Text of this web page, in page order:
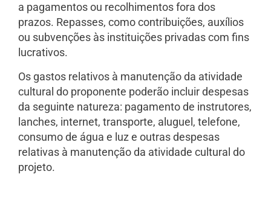
a pagamentos ou recolhimentos fora dos
prazos. Repasses, como contribuições, auxílios
ou subvenções às instituições privadas com fins
lucrativos.
Os gastos relativos à manutenção da atividade
cultural do proponente poderão incluir despesas
da seguinte natureza: pagamento de instrutores,
lanches, internet, transporte, aluguel, telefone,
consumo de água e luz e outras despesas
relativas à manutenção da atividade cultural do
projeto.